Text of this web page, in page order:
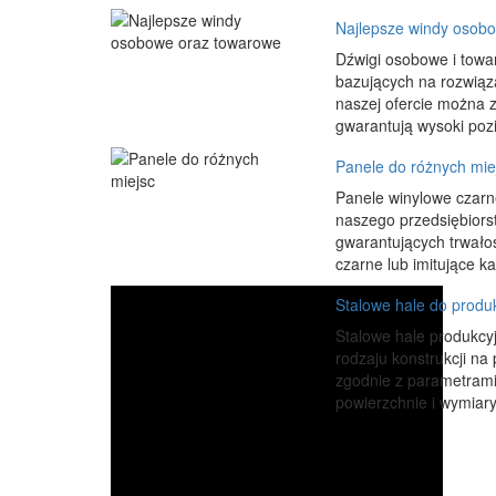
Najlepsze windy
Dźwigi osobowe i
bazujących na
naszej ofercie można
gwarantują wysoki
Panele do różnych
Panele winylowe
naszego
gwarantujących
czarne lub imitujące
Stalowe hale do
Stalowe hale
rodzaju konstrukcji na
zgodnie z
powierzchnie i